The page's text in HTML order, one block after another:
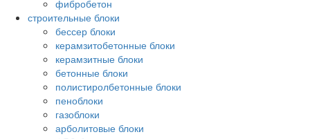
фибробетон
строительные блоки
бессер блоки
керамзитобетонные блоки
керамзитные блоки
бетонные блоки
полистиролбетонные блоки
пеноблоки
газоблоки
арболитовые блоки